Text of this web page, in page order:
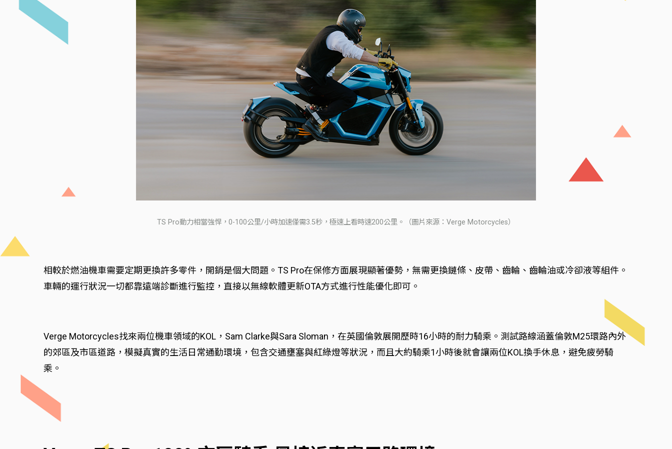
TS Pro動力相當強悍，0-100公里/小時加速僅需3.5秒，極速上看時速200公里。（圖片來源：Verge Motorcycles）
相較於燃油機車需要定期更換許多零件，開銷是個大問題。TS Pro在保修方面展現顯著優勢，無需更換鏈條、皮帶、齒輪、齒輪油或冷卻液等組件。
車輛的運行狀況一切都靠遠端診斷進行監控，直接以無線軟體更新OTA方式進行性能優化即可。
Verge Motorcycles找來兩位機車領域的KOL，Sam Clarke與Sara Sloman，在英國倫敦展開歷時16小時的耐力騎乘。測試路線涵蓋倫敦M25環路內外
的郊區及市區道路，模擬真實的生活日常通勤環境，包含交通壅塞與紅綠燈等狀況，而且大約騎乘1小時後就會讓兩位KOL換手休息，避免疲勞騎
乘。